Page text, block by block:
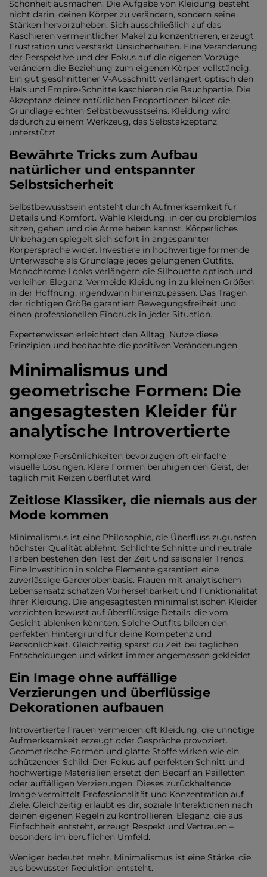
Schönheit ausmachen. Die Aufgabe von Kleidung besteht
nicht darin, deinen Körper zu verändern, sondern seine
Stärken hervorzuheben. Sich ausschließlich auf das
Kaschieren vermeintlicher Makel zu konzentrieren, erzeugt
Frustration und verstärkt Unsicherheiten. Eine Veränderung
der Perspektive und der Fokus auf die eigenen Vorzüge
verändern die Beziehung zum eigenen Körper vollständig.
Ein gut geschnittener V-Ausschnitt verlängert optisch den
Hals und Empire-Schnitte kaschieren die Bauchpartie. Die
Akzeptanz deiner natürlichen Proportionen bildet die
Grundlage echten Selbstbewusstseins. Kleidung wird
dadurch zu einem Werkzeug, das Selbstakzeptanz
unterstützt.
Bewährte Tricks zum Aufbau
natürlicher und entspannter
Selbstsicherheit
Selbstbewusstsein entsteht durch Aufmerksamkeit für
Details und Komfort. Wähle Kleidung, in der du problemlos
sitzen, gehen und die Arme heben kannst. Körperliches
Unbehagen spiegelt sich sofort in angespannter
Körpersprache wider. Investiere in hochwertige formende
Unterwäsche als Grundlage jedes gelungenen Outfits.
Monochrome Looks verlängern die Silhouette optisch und
verleihen Eleganz. Vermeide Kleidung in zu kleinen Größen
in der Hoffnung, irgendwann hineinzupassen. Das Tragen
der richtigen Größe garantiert Bewegungsfreiheit und
einen professionellen Eindruck in jeder Situation.
Expertenwissen erleichtert den Alltag. Nutze diese
Prinzipien und beobachte die positiven Veränderungen.
Minimalismus und
geometrische Formen: Die
angesagtesten Kleider für
analytische Introvertierte
Komplexe Persönlichkeiten bevorzugen oft einfache
visuelle Lösungen. Klare Formen beruhigen den Geist, der
täglich mit Reizen überflutet wird.
Zeitlose Klassiker, die niemals aus der
Mode kommen
Minimalismus ist eine Philosophie, die Überfluss zugunsten
höchster Qualität ablehnt. Schlichte Schnitte und neutrale
Farben bestehen den Test der Zeit und saisonaler Trends.
Eine Investition in solche Elemente garantiert eine
zuverlässige Garderobenbasis. Frauen mit analytischem
Lebensansatz schätzen Vorhersehbarkeit und Funktionalität
ihrer Kleidung. Die angesagtesten minimalistischen Kleider
verzichten bewusst auf überflüssige Details, die vom
Gesicht ablenken könnten. Solche Outfits bilden den
perfekten Hintergrund für deine Kompetenz und
Persönlichkeit. Gleichzeitig sparst du Zeit bei täglichen
Entscheidungen und wirkst immer angemessen gekleidet.
Ein Image ohne auffällige
Verzierungen und überflüssige
Dekorationen aufbauen
Introvertierte Frauen vermeiden oft Kleidung, die unnötige
Aufmerksamkeit erzeugt oder Gespräche provoziert.
Geometrische Formen und glatte Stoffe wirken wie ein
schützender Schild. Der Fokus auf perfekten Schnitt und
hochwertige Materialien ersetzt den Bedarf an Pailletten
oder auffälligen Verzierungen. Dieses zurückhaltende
Image vermittelt Professionalität und Konzentration auf
Ziele. Gleichzeitig erlaubt es dir, soziale Interaktionen nach
deinen eigenen Regeln zu kontrollieren. Eleganz, die aus
Einfachheit entsteht, erzeugt Respekt und Vertrauen –
besonders im beruflichen Umfeld.
Weniger bedeutet mehr. Minimalismus ist eine Stärke, die
aus bewusster Reduktion entsteht.